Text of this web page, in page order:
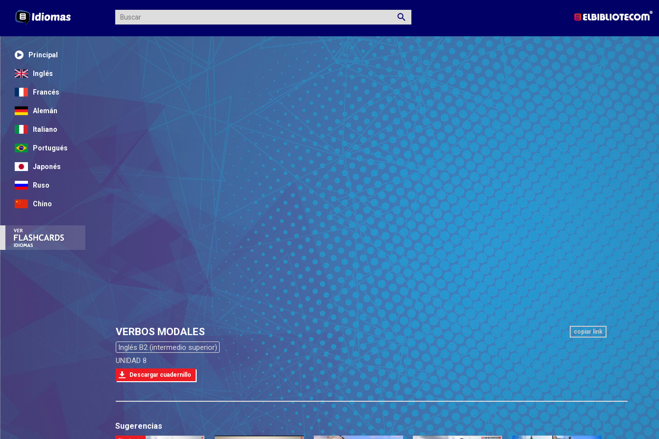
Principal
Inglés
Francés
Alemán
Italiano
Portugués
Japonés
Ruso
Chino
copiar link
VERBOS MODALES
Inglés B2 (intermedio superior)
UNIDAD 8
Descargar cuadernillo
Sugerencias